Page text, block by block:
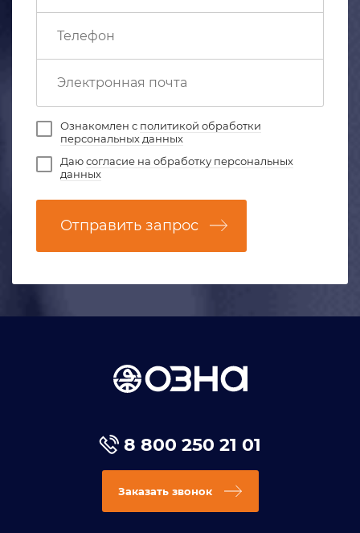
Ознакомлен с политикой обработки
персональных данных
Даюсогласие на обработку персональных
данных
Отправить запрос
8 800 250 21 01
Заказать звонок